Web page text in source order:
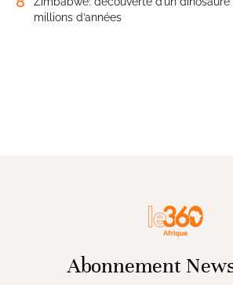
millions d’années
Abonnement